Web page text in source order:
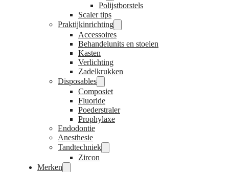
Polijstborstels
Scaler tips
Praktijkinrichting
Accessoires
Behandelunits en stoelen
Kasten
Verlichting
Zadelkrukken
Disposables
Composiet
Fluoride
Poederstraler
Prophylaxe
Endodontie
Anesthesie
Tandtechniek
Zircon
Merken